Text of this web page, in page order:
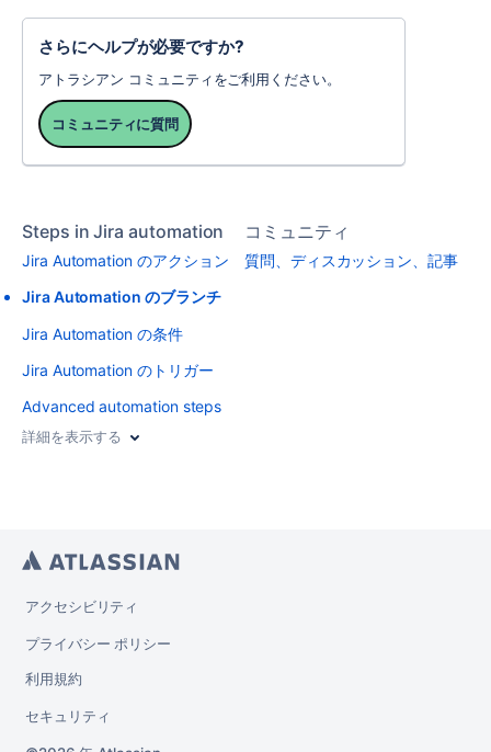
さらにヘルプが必要ですか?
アトラシアン コミュニティをご利用ください。
コミュニティに質問
Steps in Jira automation
Jira Automation のアクション
Jira Automation のブランチ
Jira Automation の条件
Jira Automation のトリガー
Advanced automation steps
詳細を表示する
コミュニティ
質問、ディスカッション、記事
アクセシビリティ
プライバシー ポリシー
利用規約
セキュリティ